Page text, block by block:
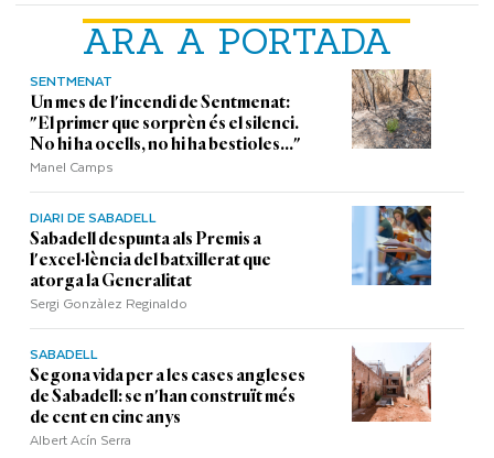
ARA A PORTADA
SENTMENAT
Un mes de l'incendi de Sentmenat:
"El primer que sorprèn és el silenci.
No hi ha ocells, no hi ha bestioles..."
Manel Camps
DIARI DE SABADELL
Sabadell despunta als Premis a
l'excel·lència del batxillerat que
atorga la Generalitat
Sergi Gonzàlez Reginaldo
SABADELL
Segona vida per a les cases angleses
de Sabadell: se n'han construït més
de cent en cinc anys
Albert Acín Serra